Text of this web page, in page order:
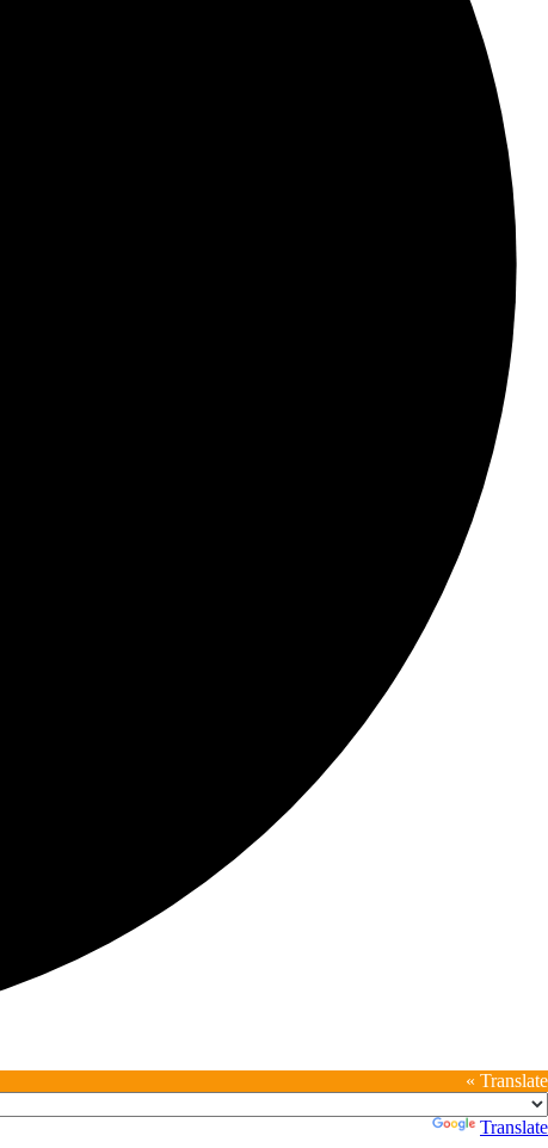
Translate »
Translate